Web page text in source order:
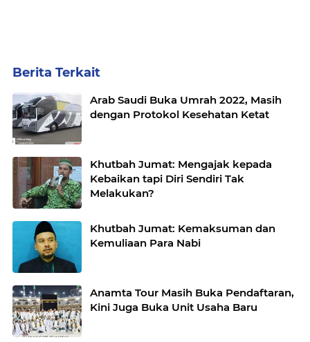
Berita Terkait
Arab Saudi Buka Umrah 2022, Masih
dengan Protokol Kesehatan Ketat
Khutbah Jumat: Mengajak kepada
Kebaikan tapi Diri Sendiri Tak
Melakukan?
Khutbah Jumat: Kemaksuman dan
Kemuliaan Para Nabi
Anamta Tour Masih Buka Pendaftaran,
Kini Juga Buka Unit Usaha Baru